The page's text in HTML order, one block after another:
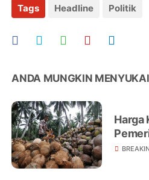
Tags Headline Politik
ANDA MUNGKIN
Harga